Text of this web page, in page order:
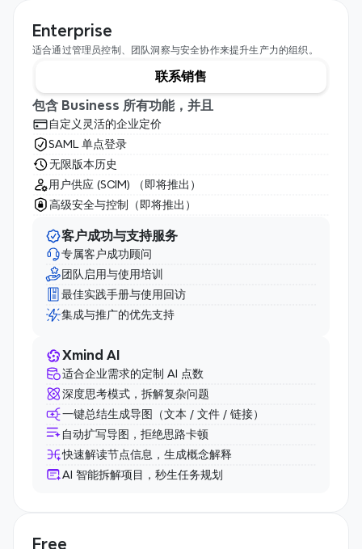
Free
Enterprise
适合通过管理员控制、团队洞察与安全协作来提升生产力的组织。
联系销售
包含 Business 所有功能，并且
自定义灵活的企业定价
SAML 单点登录
无限版本历史
用户供应 (SCIM) （即将推出）
高级安全与控制（即将推出）
客户成功与支持服务
专属客户成功顾问
团队启用与使用培训
最佳实践手册与使用回访
集成与推广的优先支持
Xmind AI
适合企业需求的定制 AI 点数
深度思考模式，拆解复杂问题
一键总结生成导图（文本 / 文件 / 链接）
自动扩写导图，拒绝思路卡顿
快速解读节点信息，生成概念解释
AI 智能拆解项目，秒生任务规划